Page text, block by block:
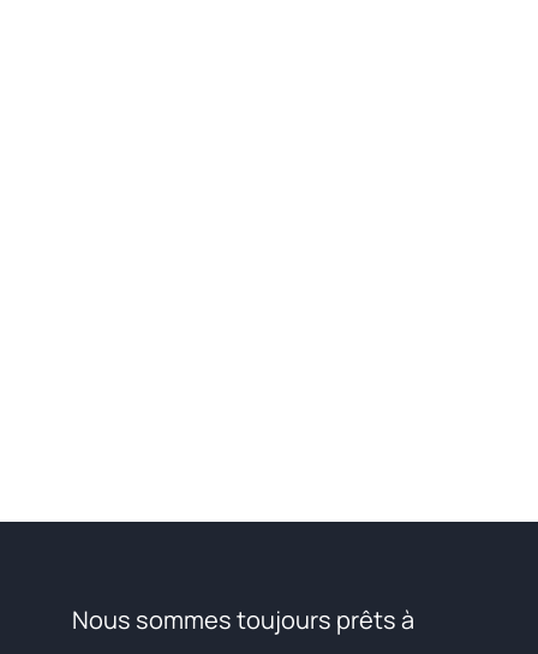
Nous sommes toujours prêts à